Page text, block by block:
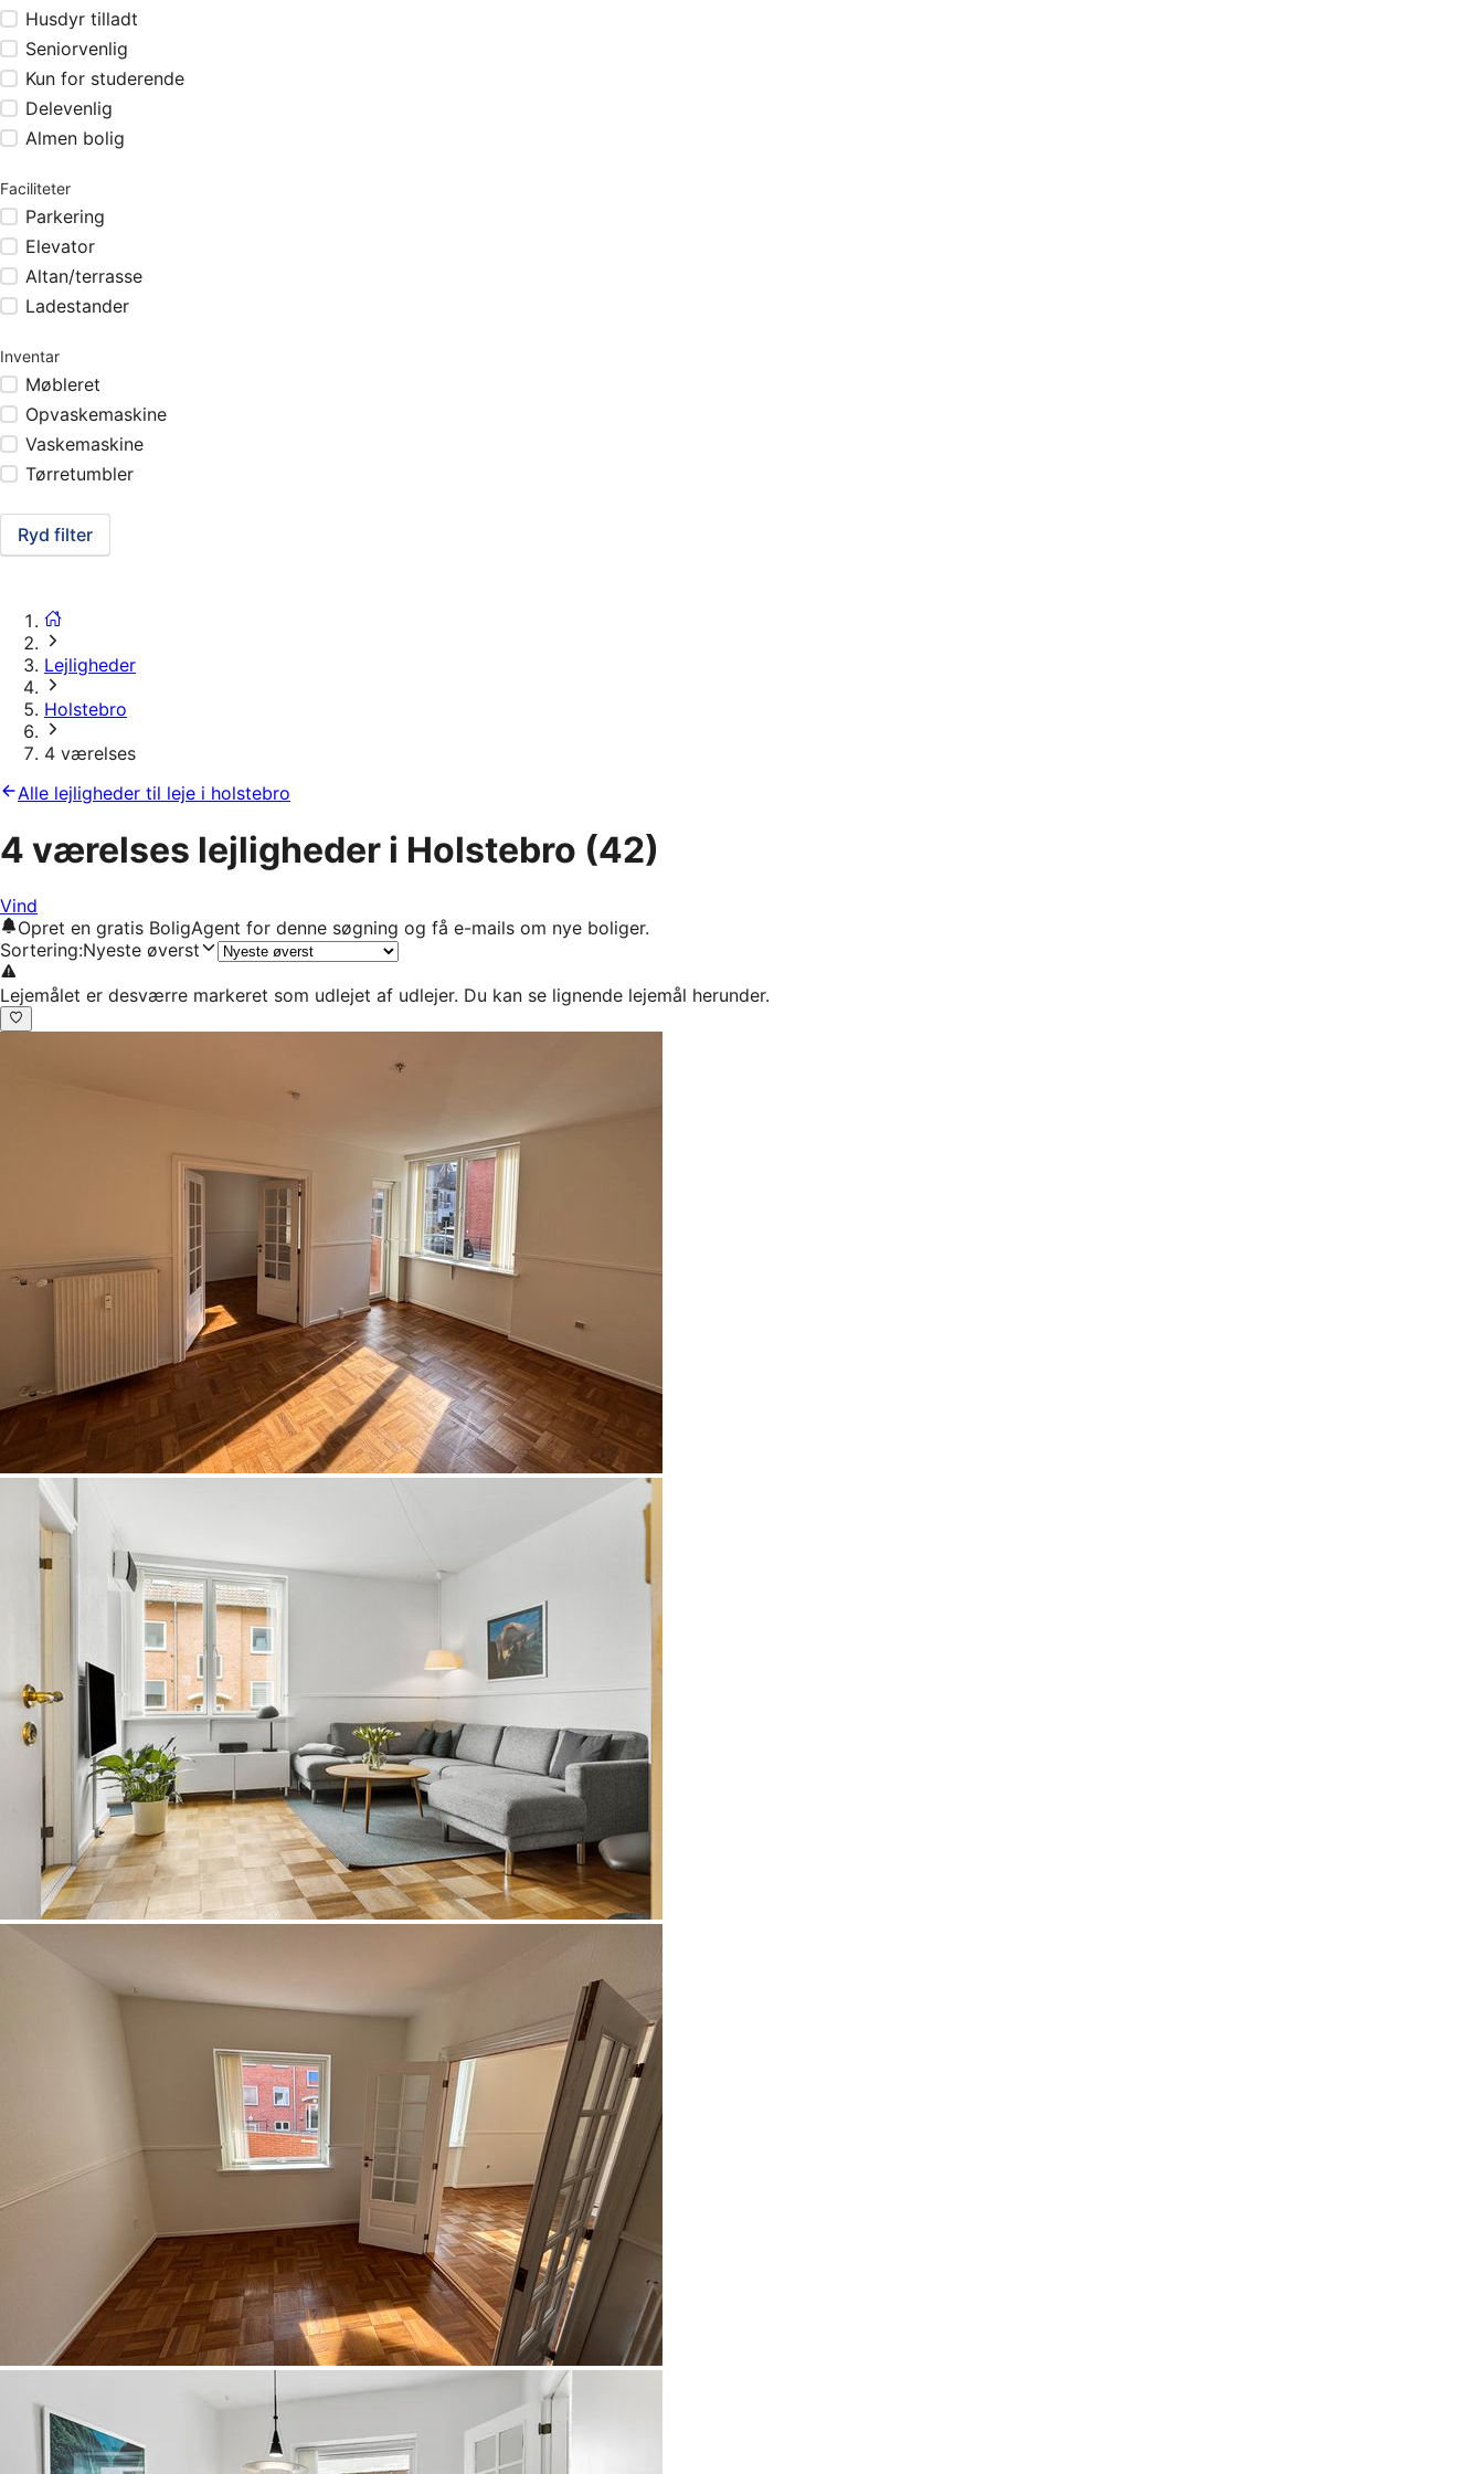
Husdyr tilladt
Seniorvenlig
Kun for studerende
Delevenlig
Almen bolig
Faciliteter
Parkering
Elevator
Altan/terrasse
Ladestander
Inventar
Møbleret
Opvaskemaskine
Vaskemaskine
Tørretumbler
Ryd filter
Lejligheder
Holstebro
4 værelses
Alle lejligheder til leje i holstebro
4 værelses lejligheder i Holstebro (42)
Vind
Opret en gratis BoligAgent for denne søgning og få e-mails om nye boliger.
Sortering:Nyeste øverst
Lejemålet er desværre markeret som udlejet af udlejer. Du kan se lignende lejemål herunder.